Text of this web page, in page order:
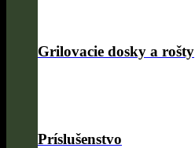
Grilovacie dosky a rošty
Príslušenstvo